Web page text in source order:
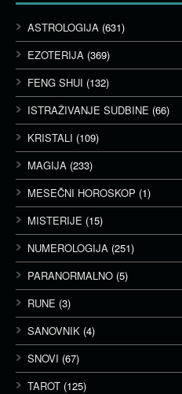
ASTROLOGIJA (631)
EZOTERIJA (369)
FENG SHUI (132)
ISTRAŽIVANJE SUDBINE (66)
KRISTALI (109)
MAGIJA (233)
MESEČNI HOROSKOP (1)
MISTERIJE (15)
NUMEROLOGIJA (251)
PARANORMALNO (5)
RUNE (3)
SANOVNIK (4)
SNOVI (67)
TAROT (125)